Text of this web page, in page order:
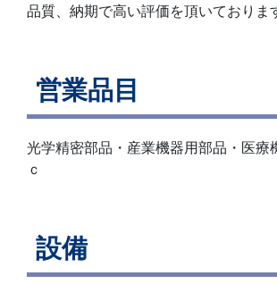
品質、納期で高い評価を頂いておりま
営業品目
光学精密部品・産業機器用部品・医療
ｃ
設備